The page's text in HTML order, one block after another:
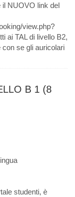
il NUOVO link del
view.php?
ai TAL di livello B2,
se gli auricolari
B 1 (8
studenti, è